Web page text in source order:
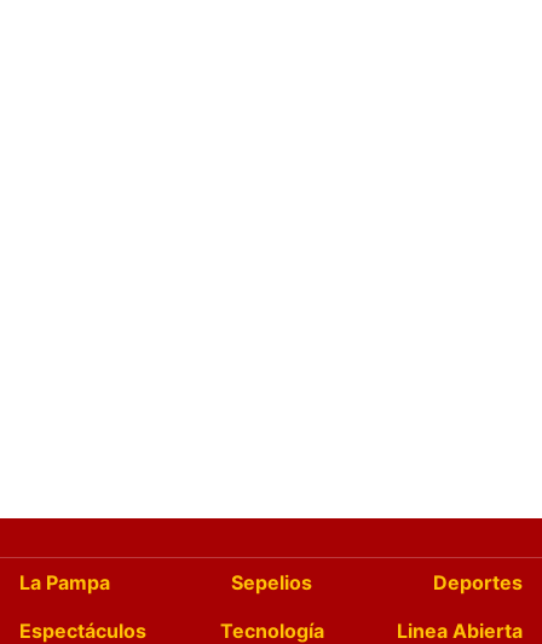
La Pampa Sepelios
Deportes
Espectáculos
Tecnología
Linea Abierta